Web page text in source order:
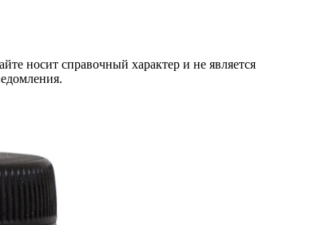
носит справочный характер и не является